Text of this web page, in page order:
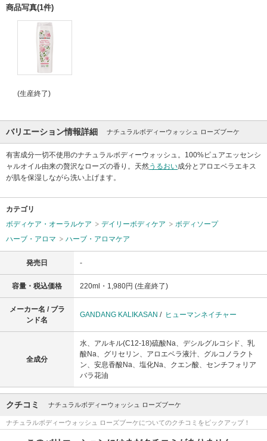
商品写真(1件)
(生産終了)
バリエーション情報詳細 ナチュラルボディーウォッシュ ローズブーケ
有害成分一切不使用のナチュラルボディーウォッシュ。100%ピュアエッセンシ
ャルオイル由来の贅沢なローズの香り。天然うるおい成分とアロエベラエキス
が肌を保湿しながら洗い上げます。
カテゴリ
ボディケア・オーラルケア
デイリーボディケア
ボディソープ
ハーブ・アロマ
ハーブ・アロマケア
発売日 -
容量・税込価格 220ml・1,980円 (生産終了)
メーカー名 / ブラ
ンド名
GANDANG KALIKASAN / ヒューマンネイチャー
全成分
水、アルキル(C12-18)硫酸Na、デシルグルコシド、乳
酸Na、グリセリン、アロエベラ液汁、グルコノラクト
ン、安息香酸Na、塩化Na、クエン酸、センチフォリア
バラ花油
クチコミ ナチュラルボディーウォッシュ ローズブーケ
ナチュラルボディーウォッシュ ローズブーケについてのクチコミをピックアップ！